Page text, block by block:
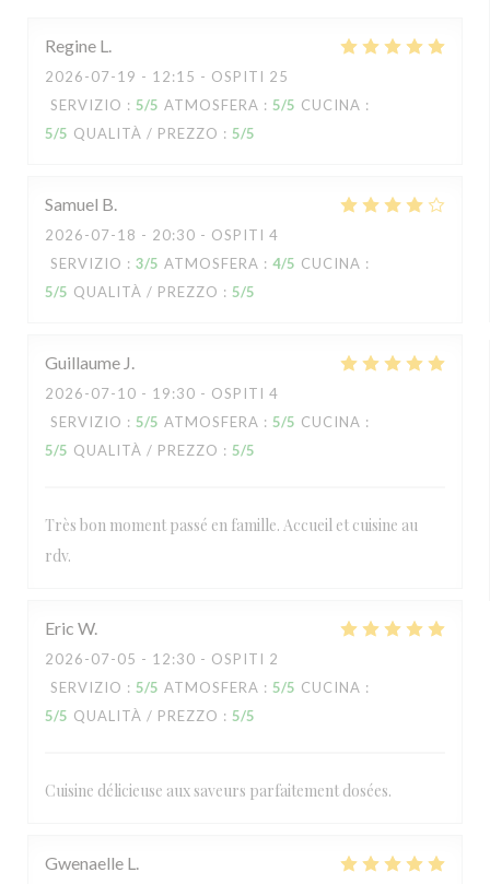
Regine L
2026-07-19 - 12:15 - OSPITI 25
SERVIZIO : 5/5 ATMOSFERA : 5/5 CUCINA :
5/5 QUALITÀ / PREZZO : 5/5
Samuel B
2026-07-18 - 20:30 - OSPITI 4
SERVIZIO : 3/5 ATMOSFERA : 4/5 CUCINA :
5/5 QUALITÀ / PREZZO : 5/5
Guillaume J
2026-07-10 - 19:30 - OSPITI 4
SERVIZIO : 5/5 ATMOSFERA : 5/5 CUCINA :
5/5 QUALITÀ / PREZZO : 5/5
Très bon moment passé en famille. Accueil et cuisine au
rdv.
Eric W
2026-07-05 - 12:30 - OSPITI 2
SERVIZIO : 5/5 ATMOSFERA : 5/5 CUCINA :
5/5 QUALITÀ / PREZZO : 5/5
Cuisine délicieuse aux saveurs parfaitement dosées.
Gwenaelle L